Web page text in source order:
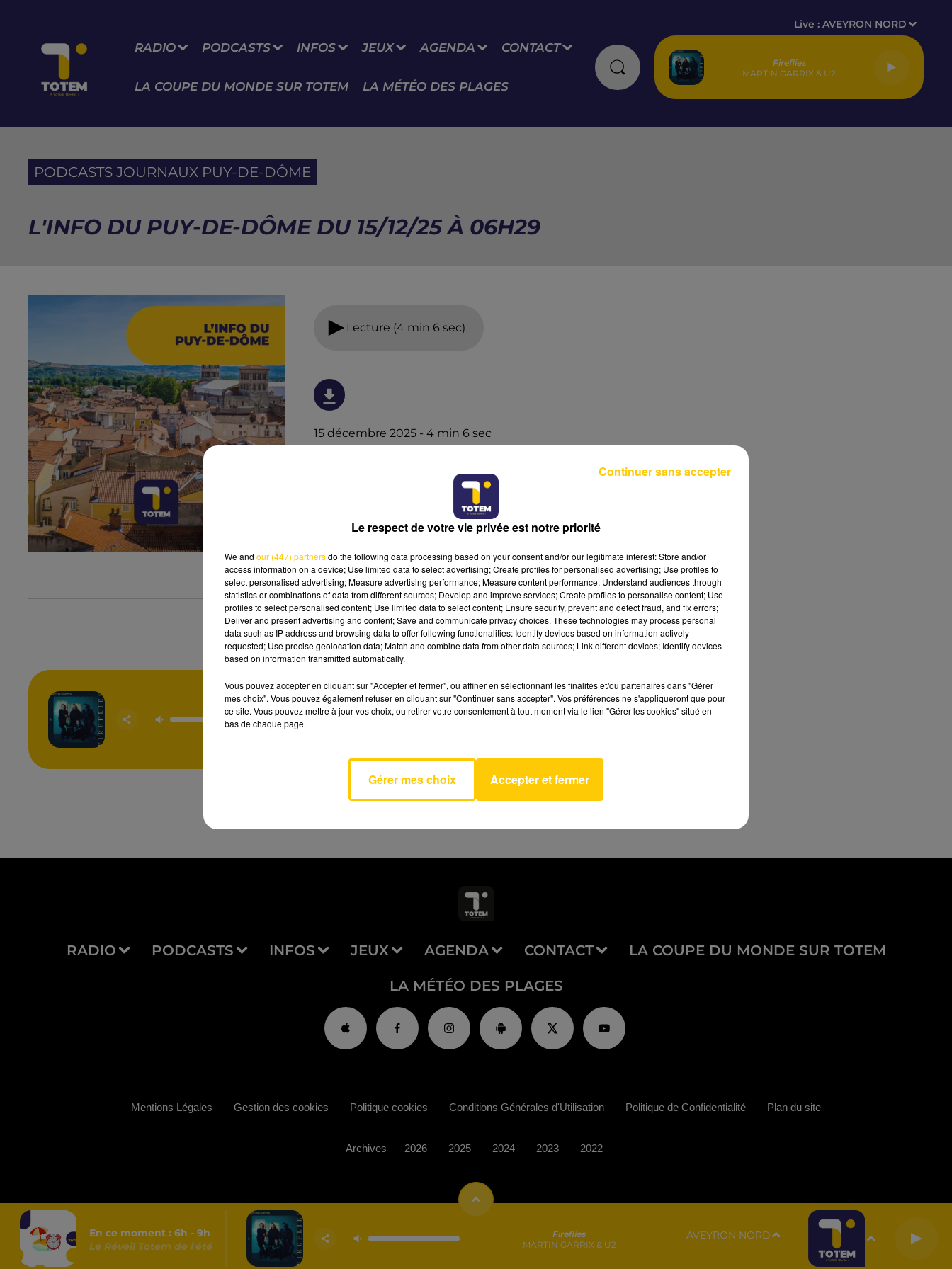
RADIO PODCASTS INFOS JEUX AGENDA CONTACT
LA COUPE DU MONDE SUR TOTEM LA MÉTÉO DES PLAGES
Live :AVEYRON NORD
Fireflies
MARTIN GARRIX & U2
PODCASTS JOURNAUX PUY-DE-DÔME
L'INFO DU PUY-DE-DÔME DU 15/12/25 À 06H29
Lecture (4 min 6 sec)
15 décembre 2025 - 4 min 6 sec
Ecoutez sur Totem l'information dans le Cantal, le pays
de Brioude et Issoire avec les reportages de nos
journalistes sur le terrain.
Fireflies
MARTIN GARRIX
& U2
AVEYRON NORD
RADIO PODCASTS INFOS JEUX AGENDA CONTACT LA COUPE DU MONDE SUR TOTEM
LA MÉTÉO DES PLAGES
En ce moment : 6h - 9h
Le Réveil Totem de l'été
Fireflies
MARTIN GARRIX & U2
AVEYRON NORD
Mentions Légales Gestion des cookies Politique cookies Conditions Générales d'Utilisation Politique de Confidentialité Plan du site
Archives 2026 2025 2024 2023 2022
Le respect de votre vie privée est notre priorité
We and our (447) partnersdo the following data processing based on your consent and/or our legitimate interest: Store and/or
access information on a device; Use limited data to select advertising; Create profiles for personalised advertising; Use profiles to
select personalised advertising; Measure advertising performance; Measure content performance; Understand audiences through
statistics or combinations of data from different sources; Develop and improve services; Create profiles to personalise content; Use
profiles to select personalised content; Use limited data to select content; Ensure security, prevent and detect fraud, and fix errors;
Deliver and present advertising and content; Save and communicate privacy choices. These technologies may process personal
data such as IP address and browsing data to offer following functionalities: Identify devices based on information actively
requested; Use precise geolocation data; Match and combine data from other data sources; Link different devices; Identify devices
based on information transmitted automatically.
Vous pouvez accepter en cliquant sur "Accepter et fermer", ou affiner en sélectionnant les finalités et/ou partenaires dans "Gérer
mes choix". Vous pouvez également refuser en cliquant sur "Continuer sans accepter". Vos préférences ne s'appliqueront que pour
ce site. Vous pouvez mettre à jour vos choix, ou retirer votre consentement à tout moment via le lien "Gérer les cookies" situé en
bas de chaque page.
Gérer mes choix Accepter et fermer
Continuer sans accepter